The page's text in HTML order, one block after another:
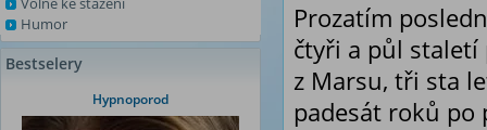
Humor
Bestselery
Hypnoporod
Prozatím
čtyři a půl staletí
z Marsu, tři sta
padesát roků po